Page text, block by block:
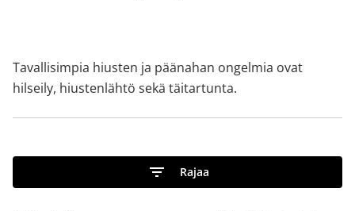
Tavallisimpia hiusten ja päänahan ongelmia ovat
hilseily, hiustenlähtö sekä täitartunta.
Rajaa